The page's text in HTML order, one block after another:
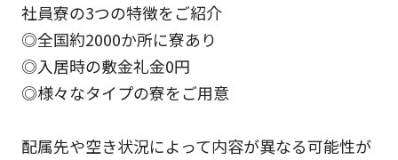
社員寮の3つの特徴をご紹介
◎全国約2000か所に寮あり
◎入居時の敷金礼金0円
◎様々なタイプの寮をご用意
配属先や空き状況によって内容が異なる可能性が